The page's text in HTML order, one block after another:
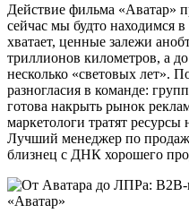
Действие фильма «Аватар»
сейчас мы будто находимся
хватает, ценные залежи
триллионов километров, а
несколько «световых лет».
разногласия в команде:
готова накрыть рынок
маркетологи тратят ресурсы
Лучший менеджер по
близнец с ДНК хорошего